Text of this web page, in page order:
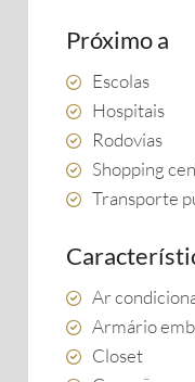
Próximo a
Escolas
Hospitais
Rodovias
Shopping
Transporte
Ar
Armário
Closet